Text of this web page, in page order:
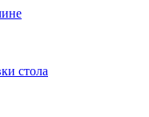
стола